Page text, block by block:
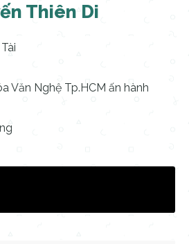
Thiên Di
Văn Nghệ Tp.HCM ấn hành